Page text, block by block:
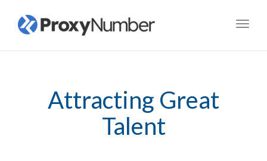
Attracting Great
Talent